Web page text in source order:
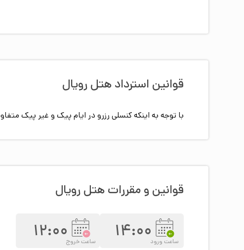
قوانین استرداد هتل رویال
با توجه به اینکه کنسلی رزرو در ایام پیک و غیر پیک
قوانین و مقررات هتل رویال
ساعت ورود14:00 ساعت خروج12:00